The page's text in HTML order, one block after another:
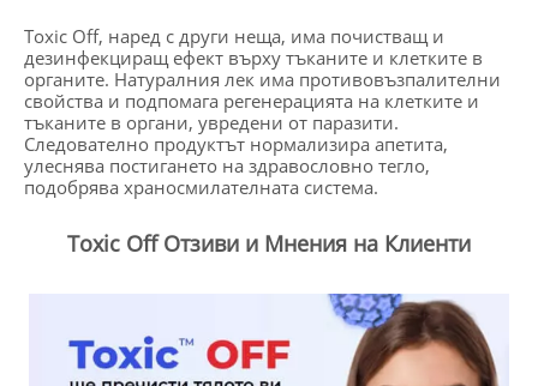
Toxic Off, наред с други неща, има почистващ и
дезинфекциращ ефект върху тъканите и клетките в
органите. Натуралния лек има противовъзпалителни
свойства и подпомага регенерацията на клетките и
тъканите в органи, увредени от паразити.
Следователно продуктът нормализира апетита,
улеснява постигането на здравословно тегло,
подобрява храносмилателната система.
Toxic Off Отзиви и Мнения на Клиенти